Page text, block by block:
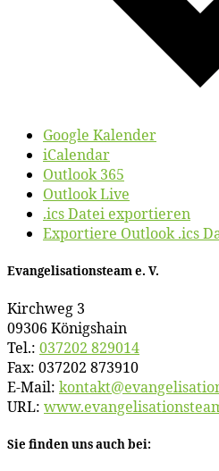
Google Kalender
iCalendar
Outlook 365
Outlook Live
.ics Datei exportieren
Exportiere Outlook .ics
Evan­ge­li­sa­ti­ons­team e. V.
Kirch­weg 3
09306 Königshain
Tel.: 037202 829014
Fax: 037202 873910
E‑Mail:
URL:
Sie fin­den uns auch bei: